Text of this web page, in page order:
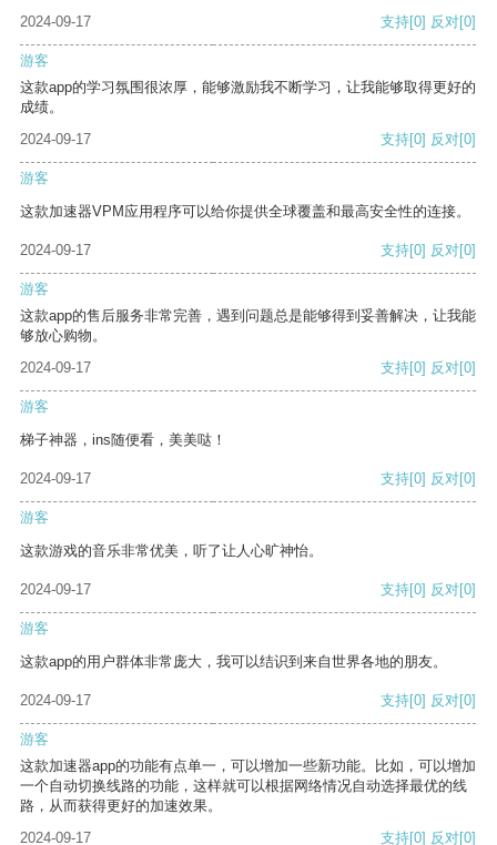
2024-09-17
支持[0] 反对[0]
游客
这款app的学习氛围很浓厚，能够激励我不断学习，让我能够取得更好的
成绩。
2024-09-17
支持[0] 反对[0]
游客
这款加速器VPM应用程序可以给你提供全球覆盖和最高安全性的连接。
2024-09-17 支持[0] 反对[0]
游客
这款app的售后服务非常完善，遇到问题总是能够得到妥善解决，让我能
够放心购物。
2024-09-17
支持[0] 反对[0]
游客
梯子神器，ins随便看，美美哒！
2024-09-17 支持[0] 反对[0]
游客
这款游戏的音乐非常优美，听了让人心旷神怡。
2024-09-17 支持[0] 反对[0]
游客
这款app的用户群体非常庞大，我可以结识到来自世界各地的朋友。
2024-09-17 支持[0] 反对[0]
游客
这款加速器app的功能有点单一，可以增加一些新功能。比如，可以增加
一个自动切换线路的功能，这样就可以根据网络情况自动选择最优的线
路，从而获得更好的加速效果。
2024-09-17
支持[0] 反对[0]